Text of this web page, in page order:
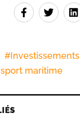
#Investissements
maritime